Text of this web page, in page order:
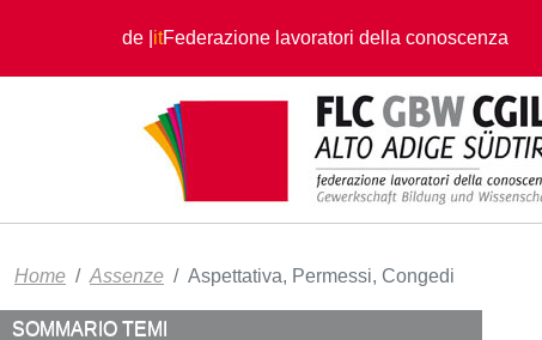
de itFederazione lavoratori della conoscenza
Home Assenze Aspettativa, Permessi, Congedi
SOMMARIO TEMI